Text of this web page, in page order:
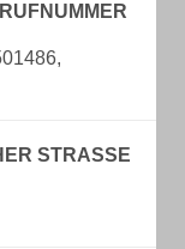
STRASSE